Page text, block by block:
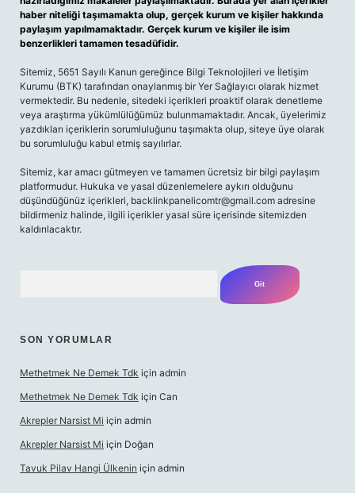
haber niteliği taşımamakta olup, gerçek kurum ve kişiler hakkında
paylaşım yapılmamaktadır. Gerçek kurum ve kişiler ile isim
benzerlikleri tamamen tesadüfidir.
Sitemiz, 5651 Sayılı Kanun gereğince Bilgi Teknolojileri ve İletişim
Kurumu (BTK) tarafından onaylanmış bir Yer Sağlayıcı olarak hizmet
vermektedir. Bu nedenle, sitedeki içerikleri proaktif olarak denetleme
veya araştırma yükümlülüğümüz bulunmamaktadır. Ancak, üyelerimiz
yazdıkları içeriklerin sorumluluğunu taşımakta olup, siteye üye olarak
bu sorumluluğu kabul etmiş sayılırlar.
Sitemiz, kar amacı gütmeyen ve tamamen ücretsiz bir bilgi paylaşım
platformudur. Hukuka ve yasal düzenlemelere aykırı olduğunu
düşündüğünüz içerikleri, backlinkpanelicomtr@gmail.com adresine
bildirmeniz halinde, ilgili içerikler yasal süre içerisinde sitemizden
kaldırılacaktır.
SON YORUMLAR
Methetmek Ne Demek Tdk için admin
Methetmek Ne Demek Tdk için Can
Akrepler Narsist Mi için admin
Akrepler Narsist Mi için Doğan
Tavuk Pilav Hangi Ülkenin için admin